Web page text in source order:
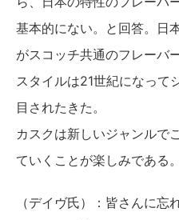
基本的にない。と回答。日
がスコッチ共通のフレーバ
スタイルは21世紀になって
目されたきた。
カスクは新しいジャンルで
ていくことが楽しみである。
（デイヴ氏）：皆さんに忘